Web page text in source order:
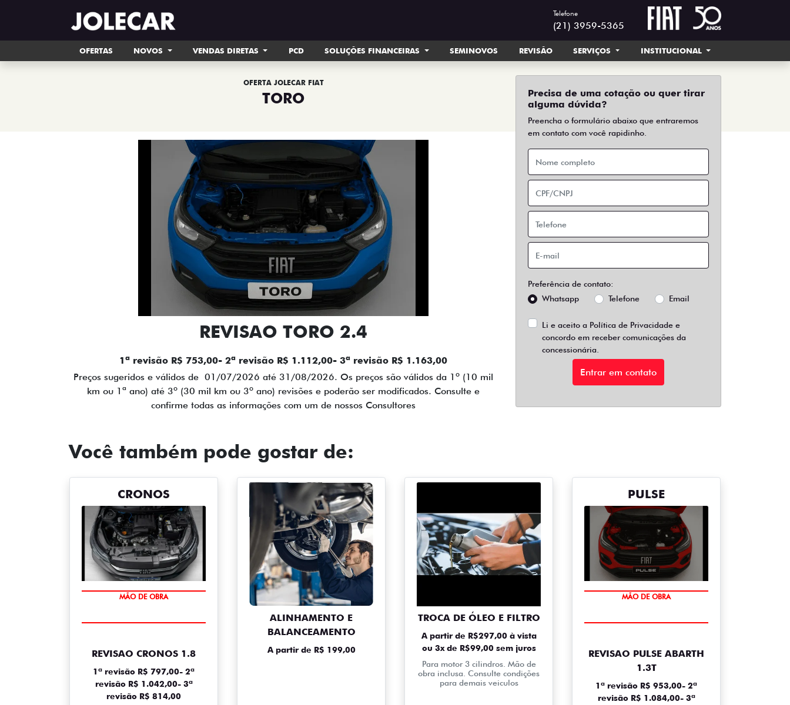
Telefone
(21) 3959-5365
OFERTAS NOVOS VENDAS DIRETAS PCD SOLUÇÕES FINANCEIRAS SEMINOVOS REVISÃO SERVIÇOS INSTITUCIONAL
OFERTA JOLECAR FIAT
TORO
REVISAO TORO 2.4
1ª revisão R$ 753,00- 2ª revisão R$ 1.112,00- 3ª revisão R$ 1.163,00
Preços sugeridos e válidos de 01/07/2026 até 31/08/2026. Os preços são válidos da 1º (10 mil
km ou 1ª ano) até 3º (30 mil km ou 3º ano) revisões e poderão ser modificados. Consulte e
confirme todas as informações com um de nossos Consultores
Precisa de uma cotação ou quer tirar
alguma dúvida?
Preencha o formulário abaixo que entraremos
em contato com você rapidinho.
Preferência de contato:
Whatsapp
Telefone Email
Li e aceito a Política de Privacidade e
concordo em receber comunicações da
concessionária.
Entrar em contato
Você também pode gostar de:
CRONOS
10% DE DESCONTO
REVISAO CRONOS 1.8
1ª revisão R$ 797,00- 2ª
revisão R$ 1.042,00- 3ª
revisão R$ 814,00
ALINHAMENTO E
BALANCEAMENTO
A partir de R$ 199,00
TROCA DE ÓLEO E FILTRO
A partir de R$297,00 à vista
ou 3x de R$99,00 sem juros
Para motor 3 cilindros. Mão de
obra inclusa. Consulte condições
para demais veiculos
PULSE
10% DE DESCONTO
REVISAO PULSE ABARTH
1.3T
1ª revisão R$ 953,00- 2ª
revisão R$ 1.084,00- 3ª